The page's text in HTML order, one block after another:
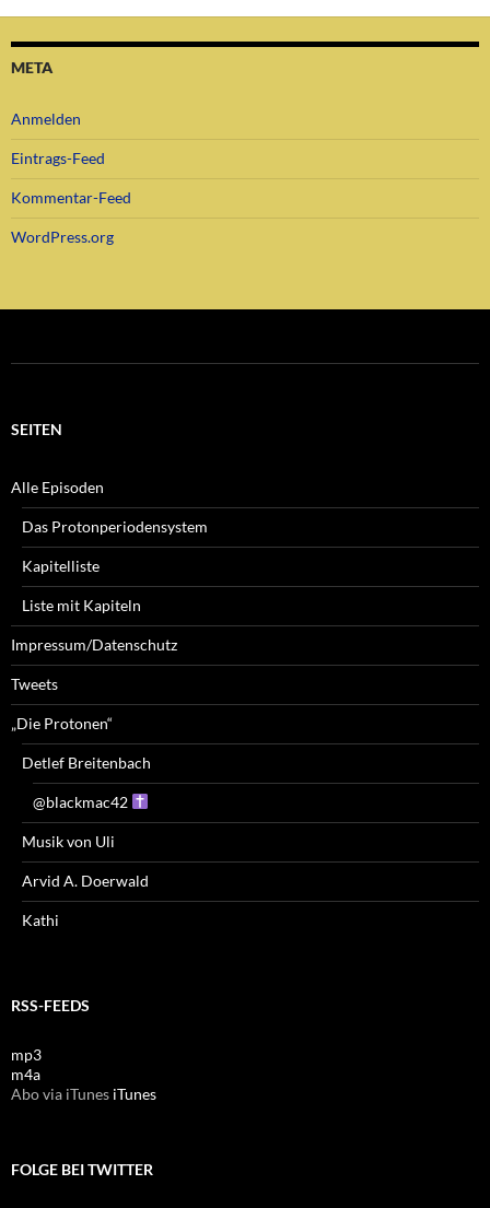
META
Anmelden
Eintrags-Feed
Kommentar-Feed
WordPress.org
SEITEN
Alle Episoden
Das Protonperiodensystem
Kapitelliste
Liste mit Kapiteln
Impressum/Datenschutz
Tweets
„Die Protonen“
Detlef Breitenbach
@blackmac42
Musik von Uli
Arvid A. Doerwald
Kathi
RSS-FEEDS
mp3
m4a
Abo via iTunes iTunes
FOLGE BEI TWITTER